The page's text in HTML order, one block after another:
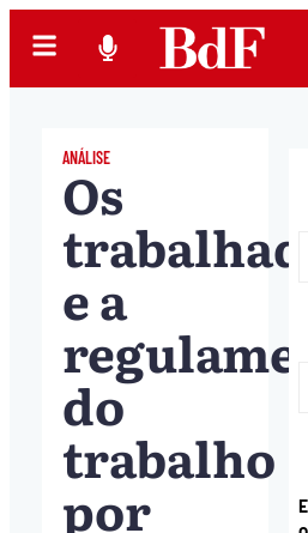
ANÁLISE
Os
e a
do
trabalho
por